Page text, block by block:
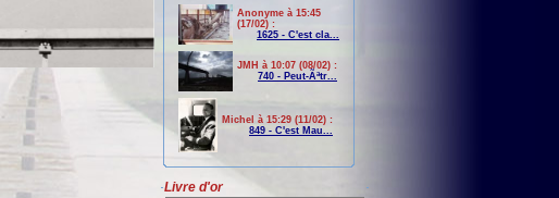
Anonyme à 15:45
(17/02) :
1625 - C'est cla...
JMH à 10:07 (08/02) :
740 - Peut-Ãªtr...
Michel à 15:29 (11/02) :
849 - C'est Mau...
Livre d'or